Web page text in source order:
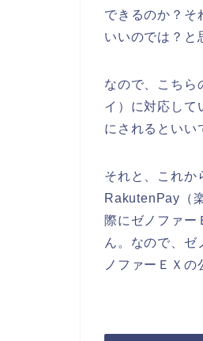
できるのか？そ
いいのでは？と
なので、こちら
イ）に対応して
にされるといい
それと、これか
RakutenPay（
際にゼノファー
ん。なので、ゼ
ノファーＥＸの